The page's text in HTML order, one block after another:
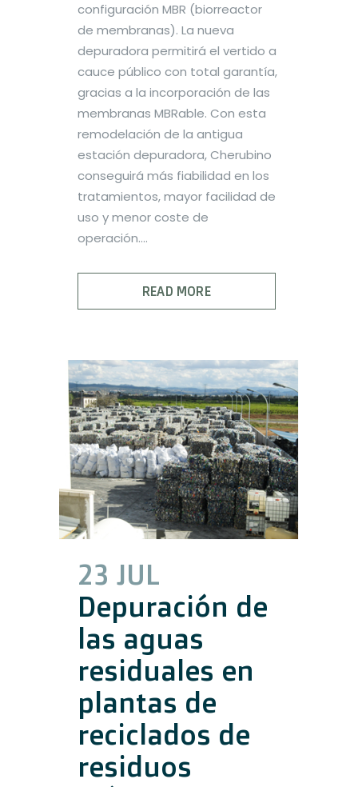
configuración MBR (biorreactor
de membranas). La nueva
depuradora permitirá el vertido a
cauce público con total garantía,
gracias a la incorporación de las
membranas MBRable. Con esta
remodelación de la antigua
estación depuradora, Cherubino
conseguirá más fiabilidad en los
tratamientos, mayor facilidad de
uso y menor coste de
operación....
READ MORE
23 JUL
Depuración de
las aguas
residuales en
plantas de
reciclados de
residuos